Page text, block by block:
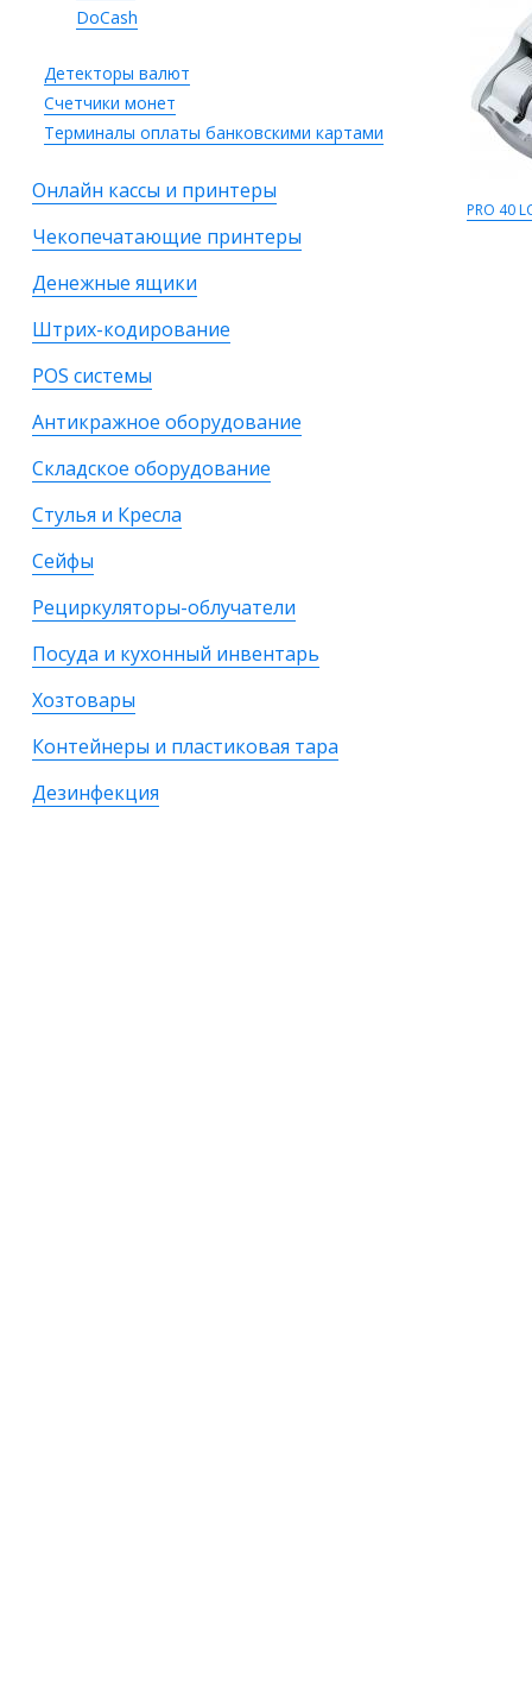
DoCash
Детекторы валют
Счетчики монет
Терминалы оплаты банковскими картами
Онлайн кассы и принтеры
Чекопечатающие принтеры
Денежные ящики
Штрих-кодирование
POS системы
Антикражное оборудование
Складское оборудование
Стулья и Кресла
Сейфы
Рециркуляторы-облучатели
Посуда и кухонный инвентарь
Хозтовары
Контейнеры и пластиковая тара
Дезинфекция
PRO 40